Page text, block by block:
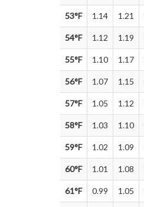
53°F 1.14 1.21
54°F 1.12 1.19
55°F 1.10 1.17
56°F 1.07 1.15
57°F 1.05 1.12
58°F 1.03 1.10
59°F 1.02 1.09
60°F 1.01 1.08
61°F 0.99 1.05